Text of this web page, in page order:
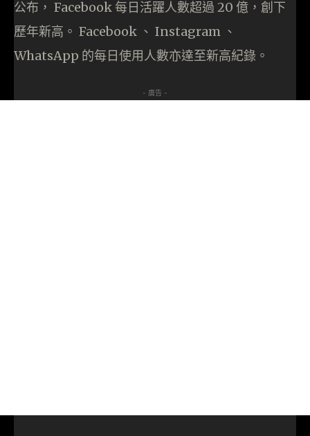
公布， Facebook 每日活躍人數超過 20 億，創下
歷年新高。 Facebook 、 Instagram 、
WhatsApp 的每日使用人數亦達至新高紀錄。
- 廣告 -